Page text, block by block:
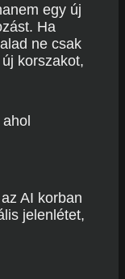
egy új
Ha
ne csak
korszakot,
ahol
AI korban
jelenlétet,